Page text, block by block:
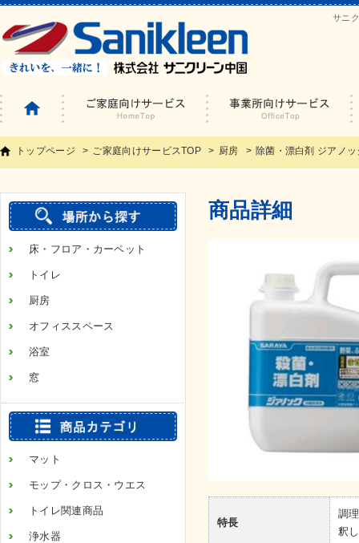
サニ
トップページ ご家庭向けサービスTOP 厨房 除菌・漂白剤 ジアノッ
床・フロア・カーペット
トイレ
厨房
オフィススペース
浴室
窓
マット
モップ・クロス・ウエス
トイレ関連商品
浄水器
商品詳細
特長
調
釈